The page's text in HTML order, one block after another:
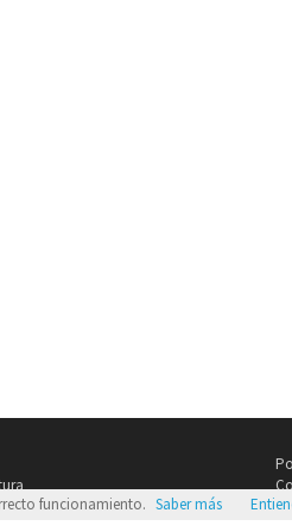
funcionamiento. Saber más